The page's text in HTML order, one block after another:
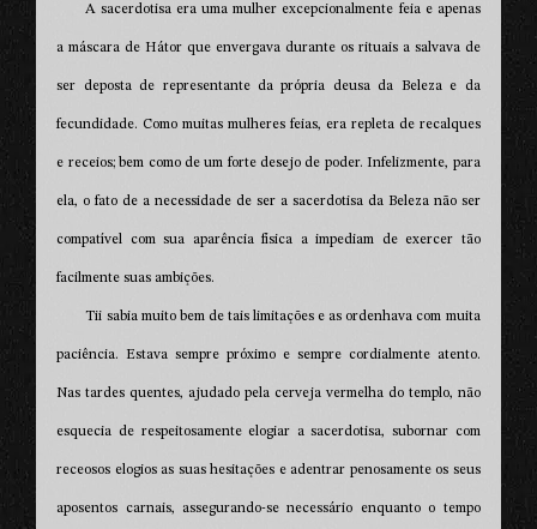
A sacerdotisa era uma mulher excepcionalmente feia e apenas
a máscara de Hátor que envergava durante os rituais a salvava de
ser deposta de representante da própria deusa da Beleza e da
fecundidade. Como muitas mulheres feias, era repleta de recalques
e receios; bem como de um forte desejo de poder. Infelizmente, para
ela, o fato de a necessidade de ser a sacerdotisa da Beleza não ser
compatível com sua aparência física a impediam de exercer tão
facilmente suas ambições.
Tii sabia muito bem de tais limitações e as ordenhava com muita
paciência. Estava sempre próximo e sempre cordialmente atento.
Nas tardes quentes, ajudado pela cerveja vermelha do templo, não
esquecia de respeitosamente elogiar a sacerdotisa, subornar com
receosos elogios as suas hesitações e adentrar penosamente os seus
aposentos carnais, assegurando-se necessário enquanto o tempo